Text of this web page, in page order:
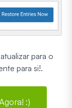
para o
para si!.
:)